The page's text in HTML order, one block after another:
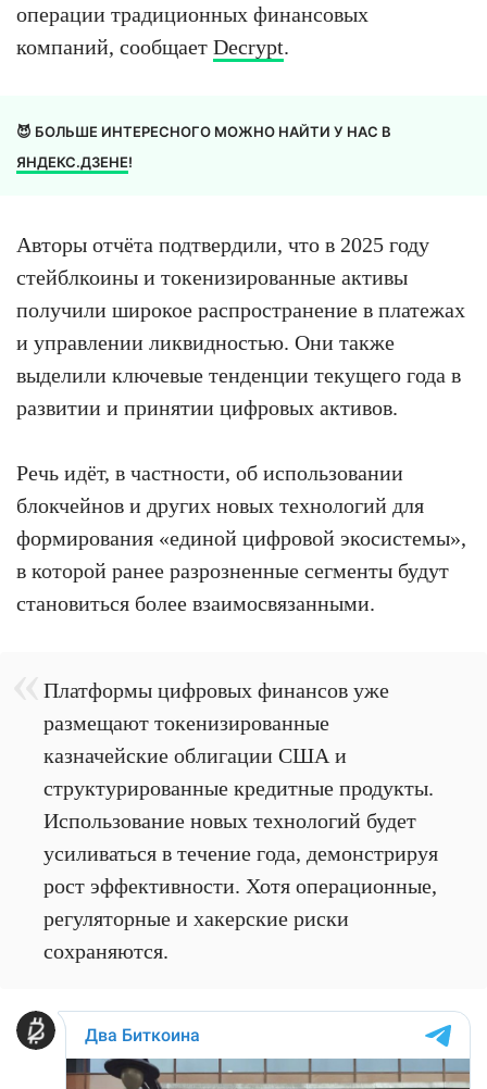
операции традиционных финансовых
компаний, сообщает Decrypt.
😈 БОЛЬШЕ ИНТЕРЕСНОГО МОЖНО НАЙТИ У НАС В
ЯНДЕКС.ДЗЕНЕ!
Авторы отчёта подтвердили, что в 2025 году
стейблкоины и токенизированные активы
получили широкое распространение в платежах
и управлении ликвидностью. Они также
выделили ключевые тенденции текущего года в
развитии и принятии цифровых активов.
Речь идёт, в частности, об использовании
блокчейнов и других новых технологий для
формирования «единой цифровой экосистемы»,
в которой ранее разрозненные сегменты будут
становиться более взаимосвязанными.
Платформы цифровых финансов уже
размещают токенизированные
казначейские облигации США и
структурированные кредитные продукты.
Использование новых технологий будет
усиливаться в течение года, демонстрируя
рост эффективности. Хотя операционные,
регуляторные и хакерские риски
сохраняются.